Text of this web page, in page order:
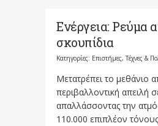
Ενέργεια: Ρεύμα
σκουπίδια
Κατηγορίες: Επιστήμες, Τέχνες &
Μετατρέπει το μεθάνιο
περιβαλλοντική απειλή
απαλλάσσοντας την
110.000 επιπλέον